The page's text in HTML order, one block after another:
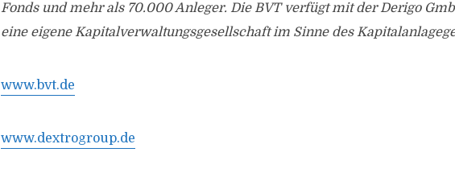
Fonds und mehr als 70.000 Anleger. Die BVT verfügt mit der Derigo
eine eigene Kapitalverwaltungsgesellschaft im Sinne des
www.bvt.de
www.dextrogroup.de